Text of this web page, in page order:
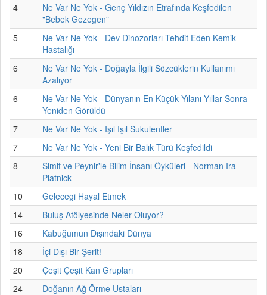
4
Ne Var Ne Yok - Genç Yıldızın Etrafında Keşfedilen
"Bebek Gezegen"
5
Ne Var Ne Yok - Dev Dinozorları Tehdit Eden Kemik
Hastalığı
6
Ne Var Ne Yok - Doğayla İlgili Sözcüklerin Kullanımı
Azalıyor
6
Ne Var Ne Yok - Dünyanın En Küçük Yılanı Yıllar Sonra
Yeniden Görüldü
7
Ne Var Ne Yok - Işıl Işıl Sukulentler
7
Ne Var Ne Yok - Yeni Bir Balık Türü Keşfedildi
8
Simit ve Peynir'le Bilim İnsanı Öyküleri - Norman Ira
Platnick
10
Gelecegi Hayal Etmek
14
Buluş Atölyesinde Neler Oluyor?
16
Kabuğumun Dışındaki Dünya
18
İçi Dışı Bir Şerit!
20
Çeşit Çeşit Kan Grupları
24
Doğanın Ağ Örme Ustaları